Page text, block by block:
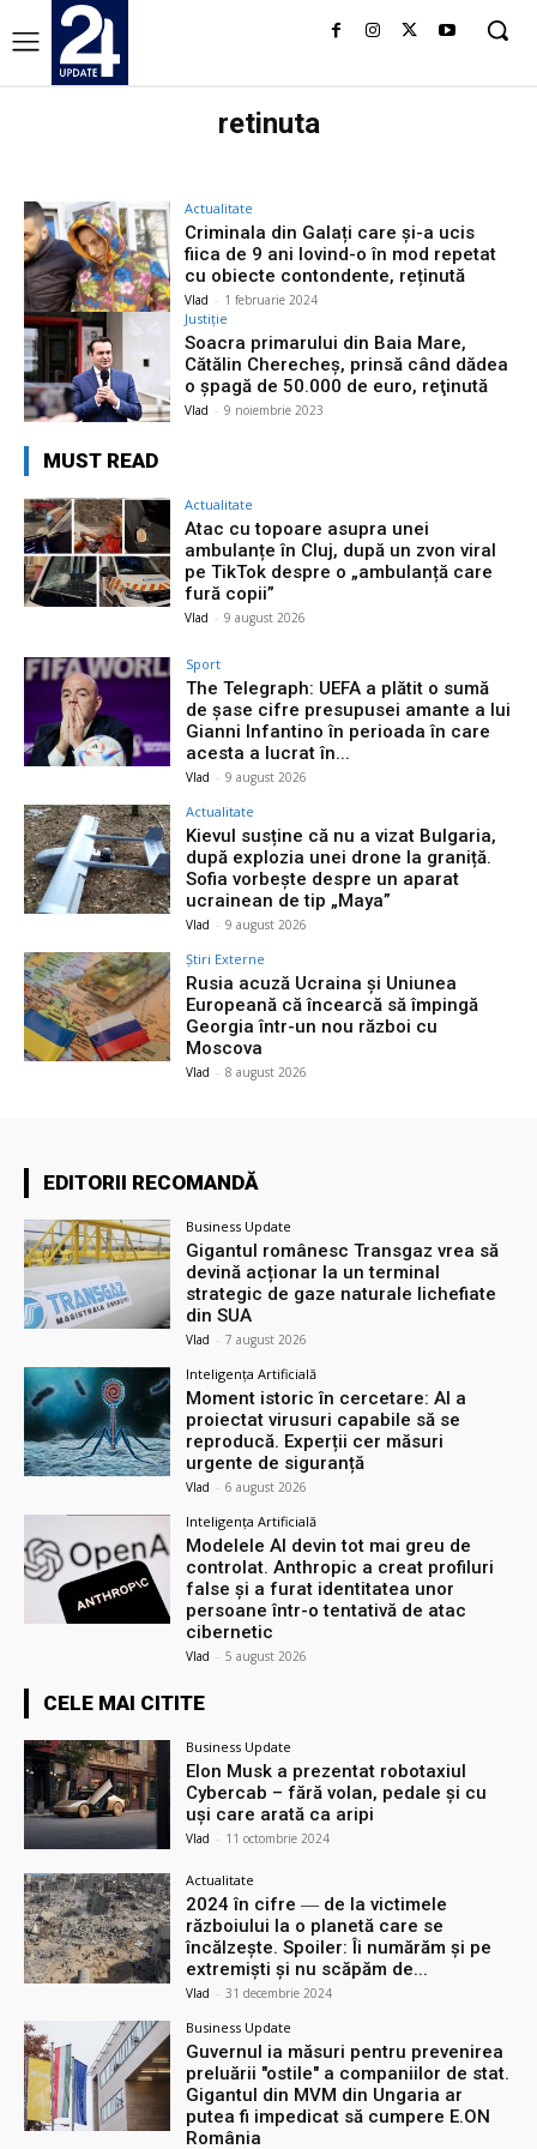
retinuta
Actualitate
Criminala din Galați care și-a ucis
fiica de 9 ani lovind-o în mod repetat
cu obiecte contondente, reținută
Vlad - 1 februarie 2024
Justiție
Soacra primarului din Baia Mare,
Cătălin Cherecheş, prinsă când dădea
o șpagă de 50.000 de euro, reţinută
Vlad - 9 noiembrie 2023
MUST READ
Actualitate
Atac cu topoare asupra unei
ambulanțe în Cluj, după un zvon viral
pe TikTok despre o „ambulanță care
fură copii”
Vlad - 9 august 2026
Sport
The Telegraph: UEFA a plătit o sumă
de șase cifre presupusei amante a lui
Gianni Infantino în perioada în care
acesta a lucrat în...
Vlad - 9 august 2026
Actualitate
Kievul susține că nu a vizat Bulgaria,
după explozia unei drone la graniță.
Sofia vorbește despre un aparat
ucrainean de tip „Maya”
Vlad - 9 august 2026
Știri Externe
Rusia acuză Ucraina și Uniunea
Europeană că încearcă să împingă
Georgia într-un nou război cu
Moscova
Vlad - 8 august 2026
EDITORII RECOMANDĂ
Business Update
Gigantul românesc Transgaz vrea să
devină acționar la un terminal
strategic de gaze naturale lichefiate
din SUA
Vlad - 7 august 2026
Inteligența Artificială
Moment istoric în cercetare: AI a
proiectat virusuri capabile să se
reproducă. Experții cer măsuri
urgente de siguranță
Vlad - 6 august 2026
Inteligența Artificială
Modelele AI devin tot mai greu de
controlat. Anthropic a creat profiluri
false și a furat identitatea unor
persoane într-o tentativă de atac
cibernetic
Vlad - 5 august 2026
CELE MAI CITITE
Business Update
Elon Musk a prezentat robotaxiul
Cyberсab – fără volan, pedale și cu
uși care arată ca aripi
Vlad - 11 octombrie 2024
Actualitate
2024 în cifre ― de la victimele
războiului la o planetă care se
încălzește. Spoiler: Îi numărăm și pe
extremiști și nu scăpăm de...
Vlad - 31 decembrie 2024
Business Update
Guvernul ia măsuri pentru prevenirea
preluării ″ostile″ a companiilor de stat.
Gigantul din MVM din Ungaria ar
putea fi impedicat să cumpere E.ON
România